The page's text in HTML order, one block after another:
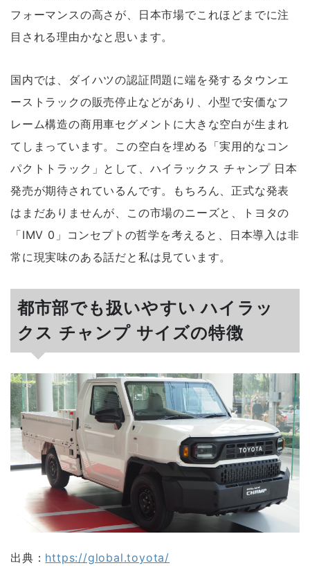
フォーマンスの高さが、日本市場でこれほどまでに注
目される理由かなと思います。
国内では、ダイハツの認証問題に端を発するタウンエ
ーストラックの販売停止などがあり、小型で安価なフ
レーム構造の商用車セグメントに大きな空白が生まれ
てしまっています。この空白を埋める「実用的なコン
パクトトラック」として、ハイラックス チャンプ 日本
発売が期待されているんです。もちろん、正式な発表
はまだありませんが、この市場のニーズと、トヨタの
「IMV 0」コンセプトの哲学を考えると、日本導入は非
常に現実味のある話だと私は見ています。
都市部でも扱いやすい ハイラッ
クス チャンプ サイズの特徴
出典： https://global.toyota/